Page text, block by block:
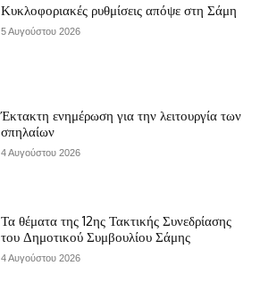
Κυκλοφοριακές ρυθμίσεις απόψε στη Σάμη
5 Αυγούστου 2026
Έκτακτη ενημέρωση για την λειτουργία των
σπηλαίων
4 Αυγούστου 2026
Τα θέματα της 12ης Τακτικής Συνεδρίασης
του Δημοτικού Συμβουλίου Σάμης
4 Αυγούστου 2026